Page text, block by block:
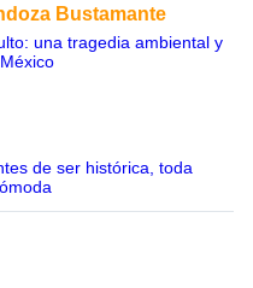
Bustamante
una tragedia ambiental y
de ser histórica, toda